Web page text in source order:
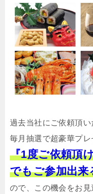
過去当社にご依頼頂い
毎月抽選で超豪華プレ
『1度ご依頼頂
でもご参加出
ので、この機会をお見